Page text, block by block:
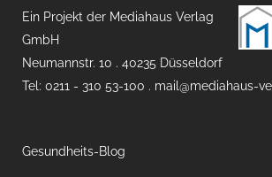
Ein Projekt der Mediahaus Verlag
GmbH
Neumannstr. 10 . 40235 Düsseldorf
Tel: 0211 - 310 53-100 . mail@mediahaus-
Gesundheits-Blog